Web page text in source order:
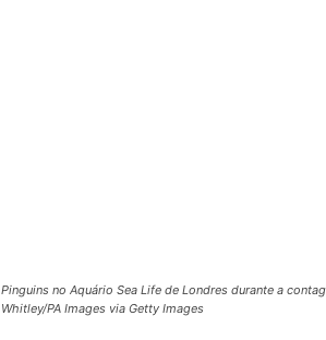
Pinguins no Aquário Sea Life de Londres durante a
Whitley/PA Images via Getty Images